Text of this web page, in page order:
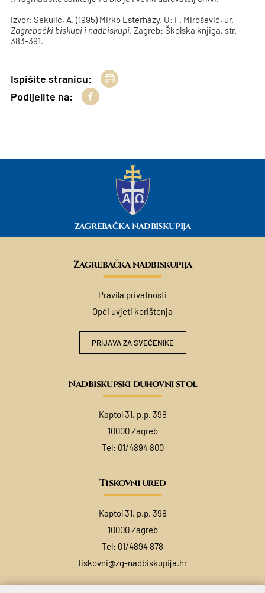
Izvor: Sekulić, A. (1995) Mirko Esterházy. U: F. Mirošević, ur.
Zagrebački biskupi i nadbiskupi. Zagreb: Školska knjiga, str.
383-391.
Ispišite stranicu:
Podijelite na:
ZAGREBAČKA NADBISKUPIJA
Zagrebačka nadbiskupija
Pravila privatnosti
Opći uvjeti korištenja
PRIJAVA ZA SVEĆENIKE
Nadbiskupski duhovni stol
Kaptol 31, p.p. 398
10000 Zagreb
Tel: 01/4894 800
Tiskovni ured
Kaptol 31, p.p. 398
10000 Zagreb
Tel: 01/4894 878
tiskovni@zg-nadbiskupija.hr